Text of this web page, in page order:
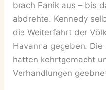
brach Panik aus – bis
abdrehte. Kennedy
die Weiterfahrt der
Havanna gegeben.
hatten kehrtgemacht
Verhandlungen